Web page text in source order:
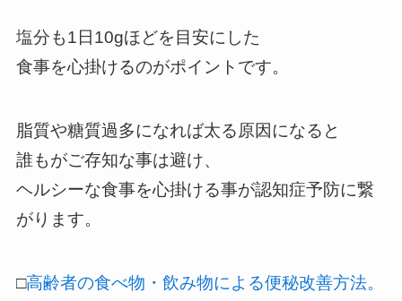
塩分も1日10gほどを目安にした
食事を心掛けるのがポイントです。
脂質や糖質過多になれば太る原因になると
誰もがご存知な事は避け、
ヘルシーな食事を心掛ける事が認知症予防に繋
がります。
□高齢者の食べ物・飲み物による便秘改善方法。